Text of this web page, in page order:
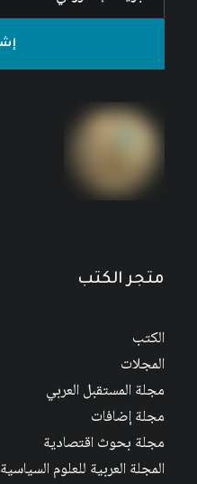
متجر الكتب
الكتب
المجلات
مجلة المستقبل العربي
مجلة إضافات
مجلة بحوث اقتصادية
المجلة العربية للعلوم السياسية